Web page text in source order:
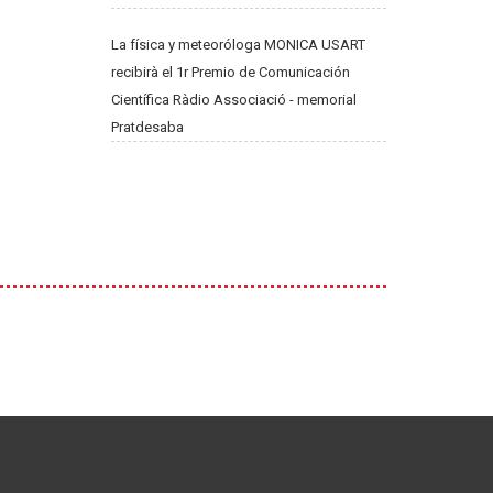
La física y meteoróloga MONICA USART
recibirà el 1r Premio de Comunicación
Científica Ràdio Associació - memorial
Pratdesaba